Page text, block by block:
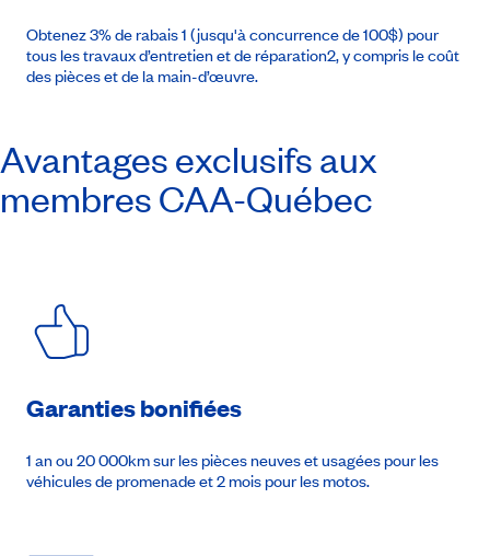
Obtenez 3% de rabais 1 (jusqu'à concurrence de 100$) pour
tous les travaux d’entretien et de réparation2, y compris le coût
des pièces et de la main-d’œuvre.
Avantages exclusifs aux
membresCAA-Québec
Garanties bonifiées
1 an ou 20 000km sur les pièces neuves et usagées pour les
véhicules de promenade et 2 mois pour les motos.